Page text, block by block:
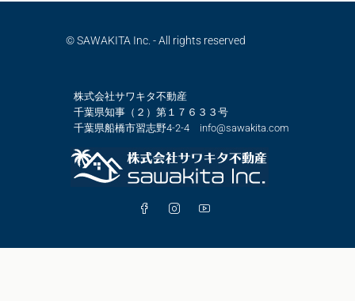
© SAWAKITA Inc. - All rights reserved
株式会社サワキタ不動産
千葉県知事（２）第１７６３３号
千葉県船橋市習志野4-2-4 info@sawakita.com